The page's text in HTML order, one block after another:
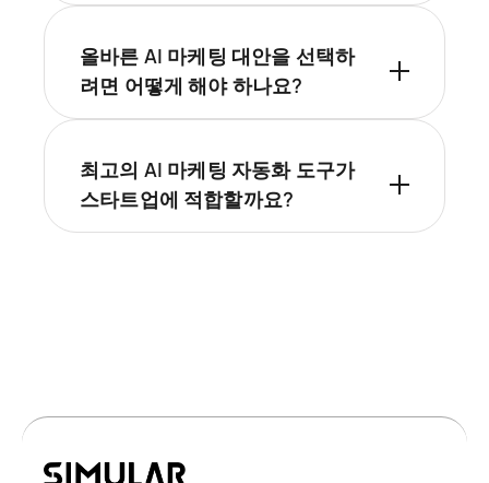
올바른 AI 마케팅 대안을 선택하
려면 어떻게 해야 하나요?
최고의 AI 마케팅 자동화 도구가
스타트업에 적합할까요?